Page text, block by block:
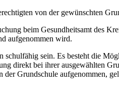
von der gewünschten
beim Gesundheitsamt des
aufgenommen wird.
sein. Es besteht die
direkt bei ihrer ausgewählten
Grundschule aufgenommen,